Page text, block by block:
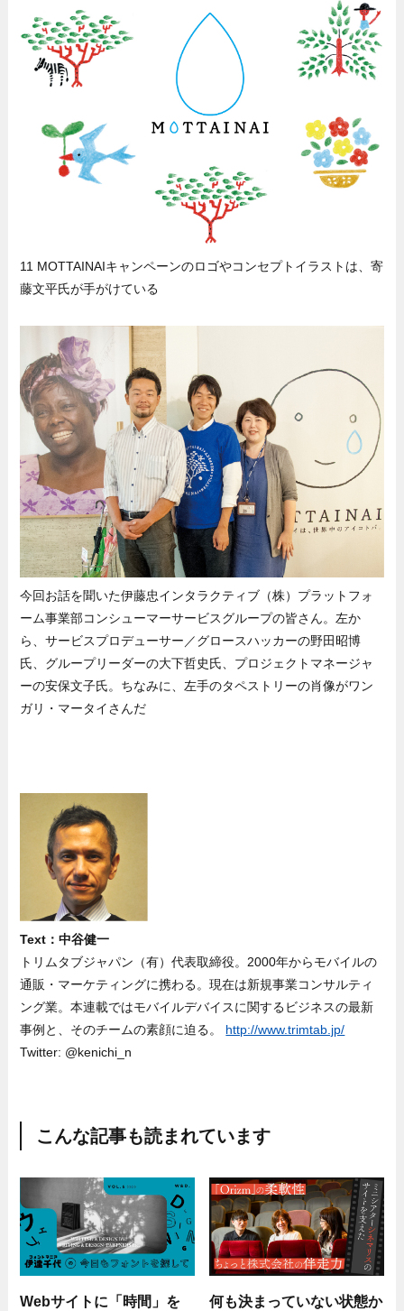
11 MOTTAINAIキャンペーンのロゴやコンセプトイラストは、寄
藤文平氏が手がけている
今回お話を聞いた伊藤忠インタラクティブ（株）プラットフォ
ーム事業部コンシューマーサービスグループの皆さん。左か
ら、サービスプロデューサー／グロースハッカーの野田昭博
氏、グループリーダーの大下哲史氏、プロジェクトマネージャ
ーの安保文子氏。ちなみに、左手のタペストリーの肖像がワン
ガリ・マータイさんだ
Text：中谷健一
トリムタブジャパン（有）代表取締役。2000年からモバイルの
通販・マーケティングに携わる。現在は新規事業コンサルティ
ング業。本連載ではモバイルデバイスに関するビジネスの最新
事例と、そのチームの素顔に迫る。 http://www.trimtab.jp/
Twitter: @kenichi_n
こんな記事も読まれています
Webサイトに「時間」を
何も決まっていない状態か